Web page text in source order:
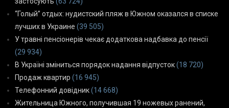
“Голый” отдых: нудистский пляж в Южном оказался в списке
лучших в Украине (39 505)
У травні пенсіонерів чекає додаткова надбавка до пенсії
(29 934)
В Україні зміниться порядок надання відпусток(18 720)
Продаж квартир (16 945)
Телефонний довідник(14 668)
Жительница Южного, получившая 19 ножевых ранений,